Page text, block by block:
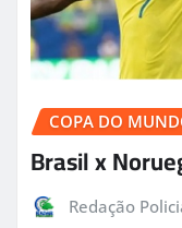
COPA DO
Brasil x
Redação